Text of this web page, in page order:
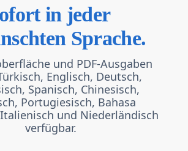
in jeder
Sprache.
und PDF-Ausgaben
Englisch, Deutsch,
Spanisch, Chinesisch,
Portugiesisch, Bahasa
und Niederländisch
verfügbar.